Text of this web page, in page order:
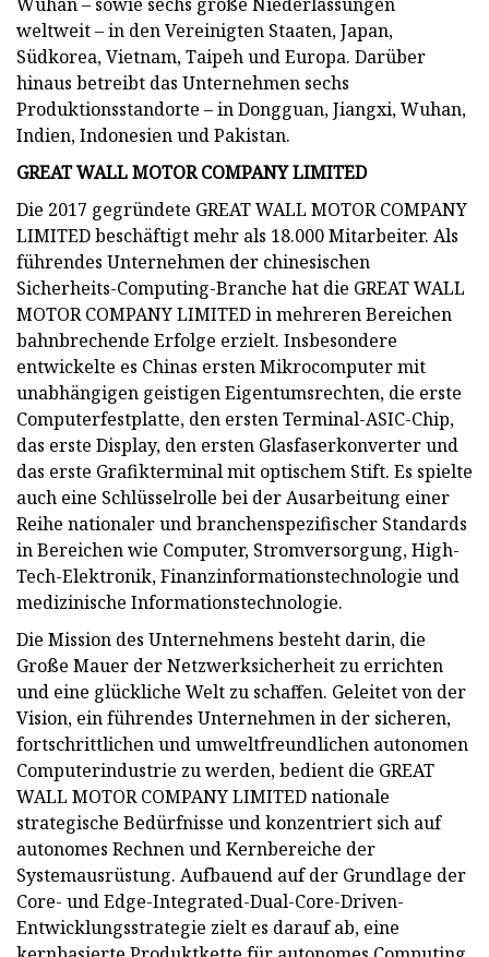
weltweit – in den Vereinigten Staaten, Japan,
Südkorea, Vietnam, Taipeh und Europa. Darüber
hinaus betreibt das Unternehmen sechs
Produktionsstandorte – in Dongguan, Jiangxi, Wuhan,
Indien, Indonesien und Pakistan.
GREAT WALL MOTOR COMPANY LIMITED
Die 2017 gegründete GREAT WALL MOTOR COMPANY
LIMITED beschäftigt mehr als 18.000 Mitarbeiter. Als
führendes Unternehmen der chinesischen
Sicherheits-Computing-Branche hat die GREAT WALL
MOTOR COMPANY LIMITED in mehreren Bereichen
bahnbrechende Erfolge erzielt. Insbesondere
entwickelte es Chinas ersten Mikrocomputer mit
unabhängigen geistigen Eigentumsrechten, die erste
Computerfestplatte, den ersten Terminal-ASIC-Chip,
das erste Display, den ersten Glasfaserkonverter und
das erste Grafikterminal mit optischem Stift. Es spielte
auch eine Schlüsselrolle bei der Ausarbeitung einer
Reihe nationaler und branchenspezifischer Standards
in Bereichen wie Computer, Stromversorgung, High-
Tech-Elektronik, Finanzinformationstechnologie und
medizinische Informationstechnologie.
Die Mission des Unternehmens besteht darin, die
Große Mauer der Netzwerksicherheit zu errichten
und eine glückliche Welt zu schaffen. Geleitet von der
Vision, ein führendes Unternehmen in der sicheren,
fortschrittlichen und umweltfreundlichen autonomen
Computerindustrie zu werden, bedient die GREAT
WALL MOTOR COMPANY LIMITED nationale
strategische Bedürfnisse und konzentriert sich auf
autonomes Rechnen und Kernbereiche der
Systemausrüstung. Aufbauend auf der Grundlage der
Core- und Edge-Integrated-Dual-Core-Driven-
Entwicklungsstrategie zielt es darauf ab, eine